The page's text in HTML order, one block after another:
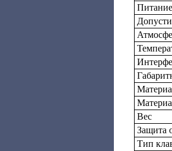
Питание
Вес
Защита
Тип